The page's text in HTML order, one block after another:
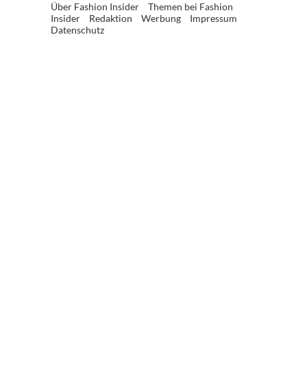
Über Fashion Insider
Themen bei Fashion
Insider
Redaktion Werbung
Impressum
Datenschutz